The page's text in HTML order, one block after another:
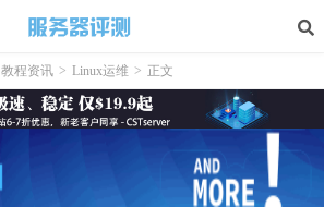
教程资讯 > Linux运维 > 正文